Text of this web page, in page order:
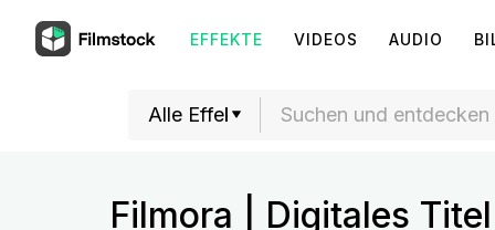
EFFEKTE VIDEOS AUDIO
Filmora | Digitales